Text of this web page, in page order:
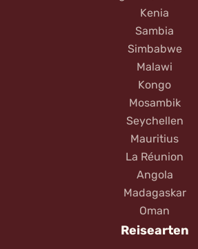
Kenia
Sambia
Simbabwe
Malawi
Kongo
Mosambik
Seychellen
Mauritius
La Réunion
Angola
Madagaskar
Oman
Reisearten